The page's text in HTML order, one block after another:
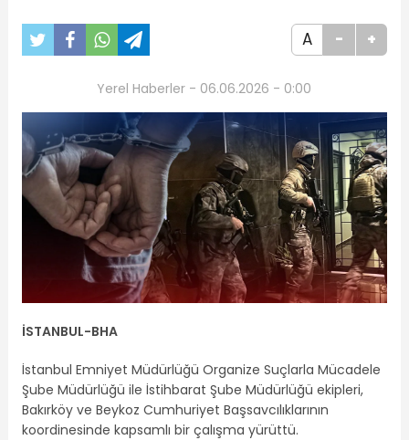
A - +
Yerel Haberler - 06.06.2026 - 0:00
İSTANBUL-BHA
İstanbul Emniyet Müdürlüğü Organize Suçlarla Mücadele
Şube Müdürlüğü ile İstihbarat Şube Müdürlüğü ekipleri,
Bakırköy ve Beykoz Cumhuriyet Başsavcılıklarının
koordinesinde kapsamlı bir çalışma yürüttü.